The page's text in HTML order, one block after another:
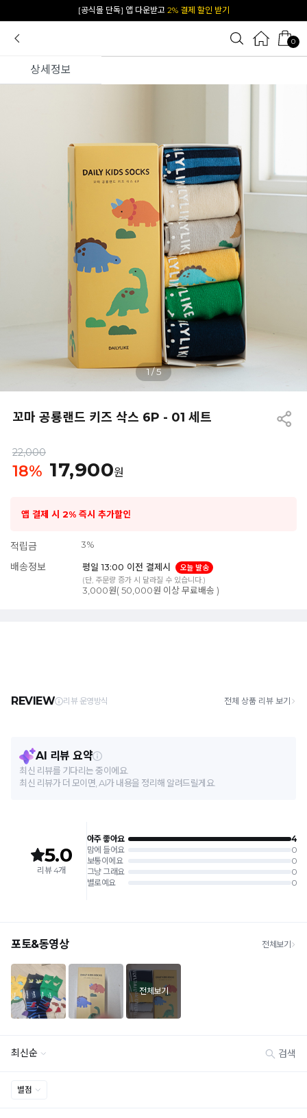
카카오 플친 추가하면1천원 즉시 할인 쿠폰
0
상세정보
1/5
꼬마 공룡랜드 키즈 삭스 6P - 01 세트
22,000
18% 17,900원
앱 결제 시 2% 즉시 추가할인
적립금 3%
배송정보 평일 13:00 이전 결제시
오늘 발송
(단, 주문량 증가 시 달라질 수 있습니다.)
3,000원( 50,000원 이상 무료배송 )